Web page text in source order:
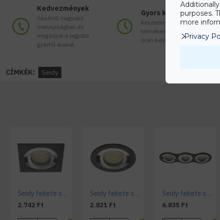
Kedvezmények
Vásárolj nagyobb
mennyiségben és
megadjuk a legjobb
gyártói árakat.
Gyors kiszállítás
Készleten lévő
termékeinket akár 24
órán belül megkaphatod!
CÍMKÉK: Seidy
Seidy fekete szálcsiszolt prémium billenő spotkeret
2.742 Ft
Seidy fekete szálcsiszolt prémium billenő kör spotkeret
2.821 Ft
Seidy fekete szálcsiszolt prémium billenő kör hármas spotkeret
6.835 Ft
purposes.
more
Privacy